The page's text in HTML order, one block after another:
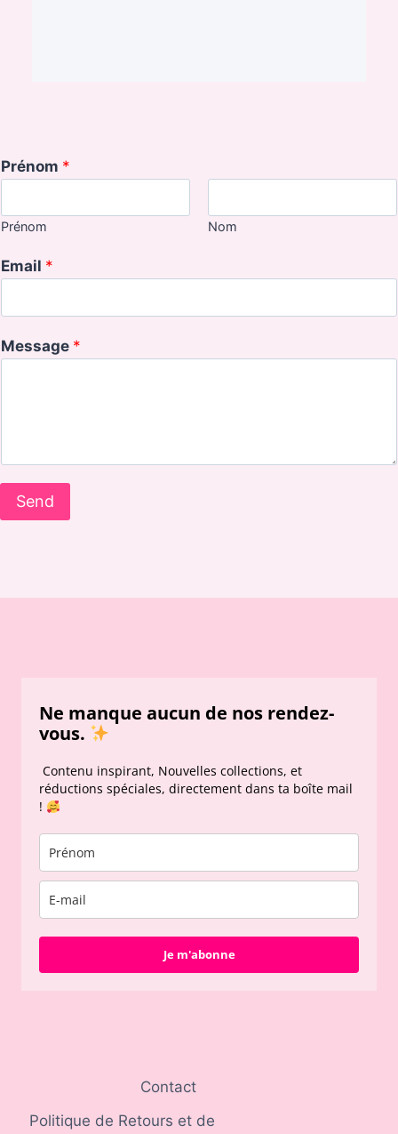
Prénom *
Prénom Nom
Email *
Message *
Send
Ne manque aucun de nos rendez-
vous.
Contenu inspirant, Nouvelles collections, et
réductions spéciales, directement dans ta boîte mail
!
Je m'abonne
Contact
Politique de Retours et de